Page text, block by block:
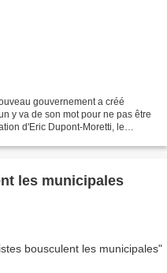
gouvernement a créé
y va de son mot pour ne pas être
d'Eric Dupont-Moretti, le
les municipales